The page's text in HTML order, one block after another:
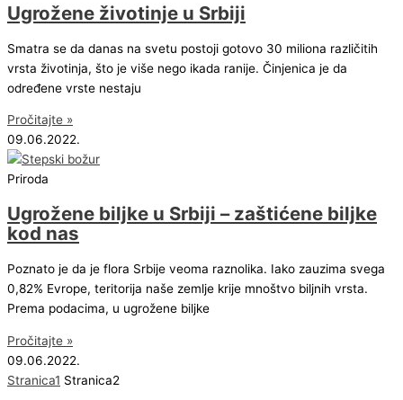
Ugrožene životinje u Srbiji
Smatra se da danas na svetu postoji gotovo 30 miliona različitih
vrsta životinja, što je više nego ikada ranije. Činjenica je da
određene vrste nestaju
Pročitajte »
09.06.2022.
Priroda
Ugrožene biljke u Srbiji – zaštićene biljke
kod nas
Poznato je da je flora Srbije veoma raznolika. Iako zauzima svega
0,82% Evrope, teritorija naše zemlje krije mnoštvo biljnih vrsta.
Prema podacima, u ugrožene biljke
Pročitajte »
09.06.2022.
Stranica1 Stranica2